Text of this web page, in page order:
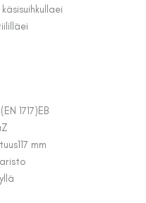
ei
ei
1717)EB
Z
117 mm